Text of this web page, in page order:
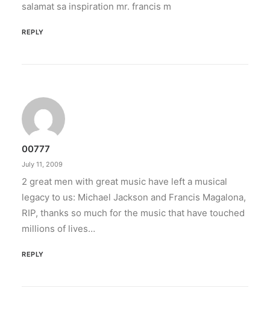
salamat sa inspiration mr. francis m
REPLY
00777
July 11, 2009
2 great men with great music have left a musical
legacy to us: Michael Jackson and Francis Magalona,
RIP, thanks so much for the music that have touched
millions of lives…
REPLY